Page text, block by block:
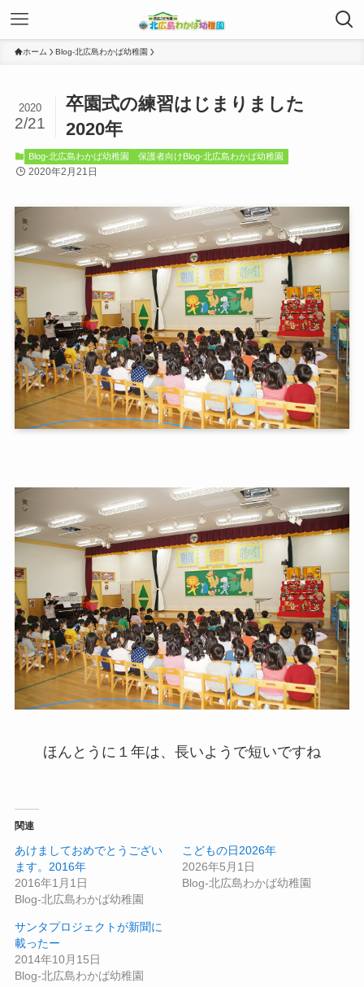
ホーム Blog-北広島わかば幼稚園
卒園式の練習はじまりました
2020年
2020
2/21
Blog-北広島わかば幼稚園 保護者向けBlog-北広島わかば幼稚園
2020年2月21日
ほんとうに１年は、長いようで短いですね
関連
あけましておめでとうござい
ます。2016年
2016年1月1日
Blog-北広島わかば幼稚園
こどもの日2026年
2026年5月1日
Blog-北広島わかば幼稚園
サンタプロジェクトが新聞に
載ったー
2014年10月15日
Blog-北広島わかば幼稚園